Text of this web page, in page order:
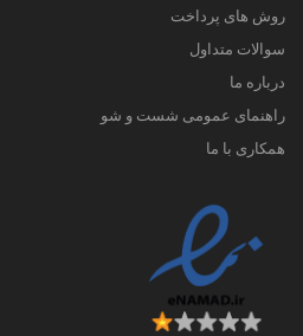
روش های پرداخت
سوالات متداول
درباره ما
راهنمای عمومی شست و شو
همکاری با ما